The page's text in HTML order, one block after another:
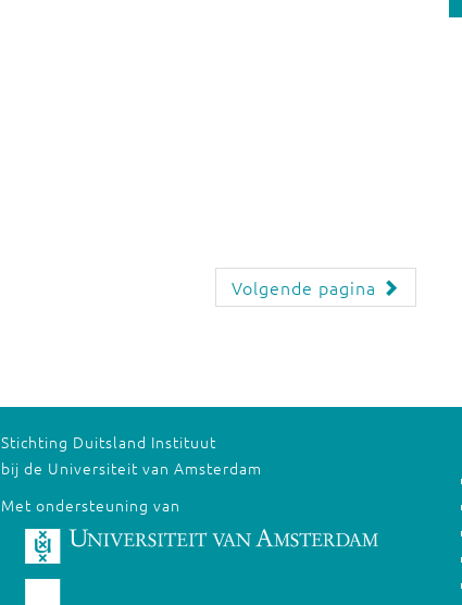
Volgende pagina
Stichting Duitsland Instituut
bij de Universiteit van Amsterdam
Met ondersteuning van